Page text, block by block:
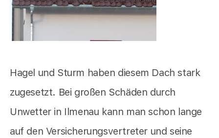
Hagel und Sturm haben diesem Dach stark
zugesetzt. Bei großen Schäden durch
Unwetter in Ilmenau kann man schon lange
auf den Versicherungsvertreter und seine